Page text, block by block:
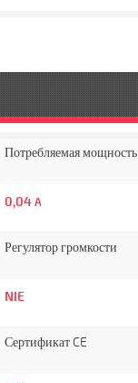
Потребляемая мощность
0,04 A
Регулятор громкости
NIE
Сертификат CE